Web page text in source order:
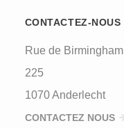
CONTACTEZ-NOUS
Rue de Birmingham
225
1070 Anderlecht
CONTACTEZ NOUS